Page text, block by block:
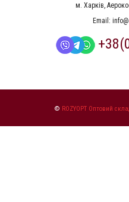
м. Харків,
Email:
© ROZYOPT Оптовий